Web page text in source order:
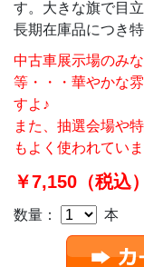
す。大きな旗で目立
長期在庫品につき特
中古車展示場のみ
等・・・華やかな
すよ♪
また、抽選会場や
もよく使われていま
￥7,150（税込）
数量： 本